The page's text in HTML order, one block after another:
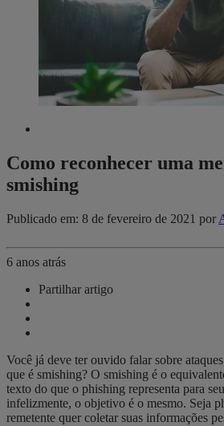
Como reconhecer uma
smishing
Publicado em: 8 de fevereiro de 2021 por
6 anos atrás
Partilhar artigo
Você já deve ter ouvido falar sobre
que é smishing? O smishing é o
texto do que o phishing representa para
infelizmente, o objetivo é o mesmo. Seja
remetente quer coletar suas informações